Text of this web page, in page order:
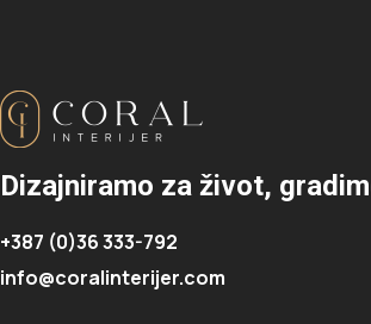
Dizajniramo za život,
+387 (0)36 333-792
info@coralinterijer.com